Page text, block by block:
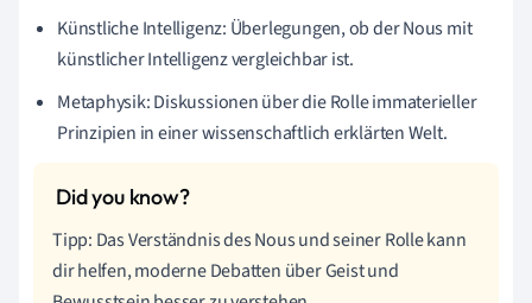
Künstliche Intelligenz: Überlegungen, ob der Nous mit
künstlicher Intelligenz vergleichbar ist.
Metaphysik: Diskussionen über die Rolle immaterieller
Prinzipien in einer wissenschaftlich erklärten Welt.
Tipp: Das Verständnis des Nous und seiner Rolle kann
dir helfen, moderne Debatten über Geist und